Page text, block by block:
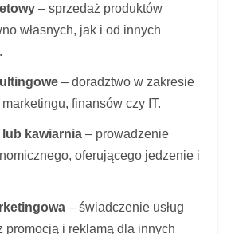
– sprzedaż produktów
własnych, jak i od innych
– doradztwo w zakresie
finansów czy IT.
lub kawiarnia– prowadzenie
oferującego jedzenie i
– świadczenie usług
promocją i reklamą dla innych